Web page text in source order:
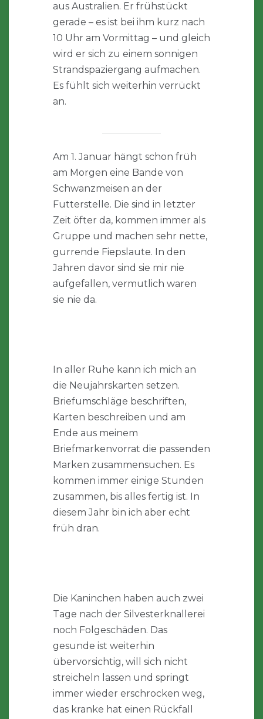
aus Australien. Er frühstückt
gerade – es ist bei ihm kurz nach
10 Uhr am Vormittag – und gleich
wird er sich zu einem sonnigen
Strandspaziergang aufmachen.
Es fühlt sich weiterhin verrückt
an.
Am 1. Januar hängt schon früh
am Morgen eine Bande von
Schwanzmeisen an der
Futterstelle. Die sind in letzter
Zeit öfter da, kommen immer als
Gruppe und machen sehr nette,
gurrende Fiepslaute. In den
Jahren davor sind sie mir nie
aufgefallen, vermutlich waren
sie nie da.
In aller Ruhe kann ich mich an
die Neujahrskarten setzen.
Briefumschläge beschriften,
Karten beschreiben und am
Ende aus meinem
Briefmarkenvorrat die passenden
Marken zusammensuchen. Es
kommen immer einige Stunden
zusammen, bis alles fertig ist. In
diesem Jahr bin ich aber echt
früh dran.
Die Kaninchen haben auch zwei
Tage nach der Silvesterknallerei
noch Folgeschäden. Das
gesunde ist weiterhin
übervorsichtig, will sich nicht
streicheln lassen und springt
immer wieder erschrocken weg,
das kranke hat einen Rückfall